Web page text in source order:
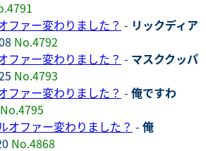
ファー変わりました？ - リックディア
No.4792
ファー変わりました？ - マスククッパ
No.4793
ファー変わりました？ - 俺ですわ
No.4795
オファー変わりました？ - 俺
No.4868